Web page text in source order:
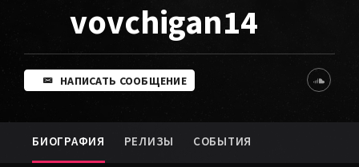
vovchigan14
НАПИСАТЬ СООБЩЕНИЕ
БИОГРАФИЯ РЕЛИЗЫ СОБЫТИЯ